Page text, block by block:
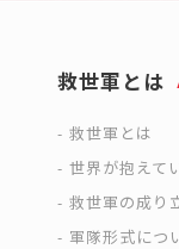
救世軍とは
救世軍とは
世界が抱えて
救世軍の成り
軍隊形式につ